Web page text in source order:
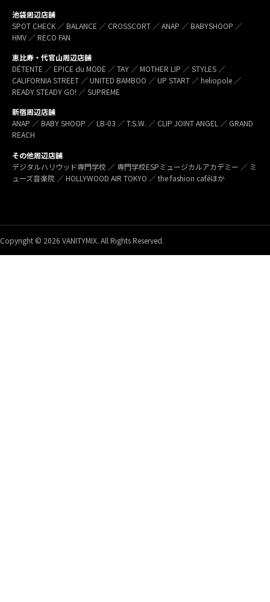
池袋周辺店舗
SPOT CHECK ／ BALANCE ／ CROSSCORT ／ ANAP ／ BABYSHOOP ／
HMV ／ RECO FAN
恵比寿・代官山周辺店舗
DÉTENTE ／ EPICE du MODE ／ TAY ／ MOTHER LIP ／ STYLES ／
CALIFORNIA STREET ／ UNITED BAMBOO ／ UP START ／ heliopole ／
READY STEADY GO! ／ SUPREME
新宿周辺店舗
ANAP ／ BABY SHOOP ／ LB-03 ／ T.S.W. ／ CLIP JOINT ANGEL ／ GRAND
REACH
その他周辺店舗
デジタルハリウッド専門学校 ／ 専門学校ESPミュージカルアカデミー ／ ミ
ューズ音楽院 ／ HOLLYWOOD AIR TOKYO ／ the fashion caféほか
Copyright © 2026 VANITYMIX. All Rights Reserved.